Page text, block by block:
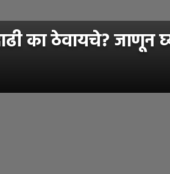
का ठेवायचे? जाणून